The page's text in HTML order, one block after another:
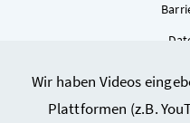
Wir haben Videos
Plattformen (z.B.